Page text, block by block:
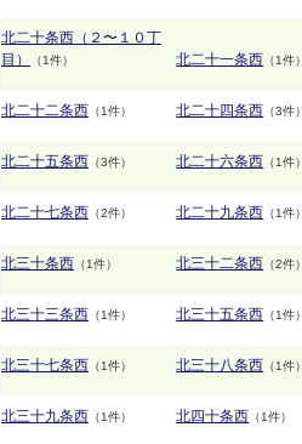
北二十条西（２〜１０丁
目）
（1件） 北二十一条西 （1件）
北二十二条西 （1件） 北二十四条西 （3件）
北二十五条西 （3件） 北二十六条西 （1件）
北二十七条西 （2件） 北二十九条西 （1件）
北三十条西 （1件） 北三十二条西 （2件）
北三十三条西 （1件） 北三十五条西 （1件）
北三十七条西 （1件） 北三十八条西 （1件）
北三十九条西 （1件） 北四十条西 （1件）